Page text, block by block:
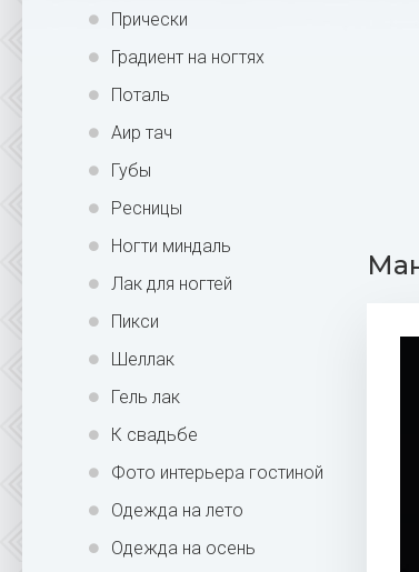
Прически
Градиент на ногтях
Поталь
Аир тач
Губы
Ресницы
Ногти миндаль
Лак для ногтей
Пикси
Шеллак
Гель лак
К свадьбе
Фото интерьера гостиной
Одежда на лето
Одежда на осень